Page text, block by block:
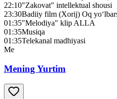
22:10"Zakovat" intellektual shousi
23:30Badiiy film (Xorij) Oq
01:35"Melodiya" klip ALLA
01:35Musiqa
01:35Telekanal madhiyasi
Me
Mening Yurtim